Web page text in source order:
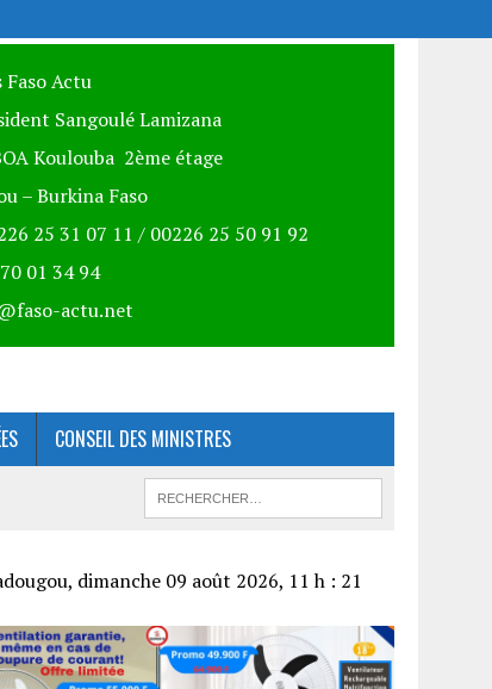
Faso Actu
Sangoulé Lamizana
Koulouba 2ème étage
– Burkina Faso
25 31 07 11 / 00226 25 50 91 92
01 34 94
actu.net
CONSEIL DES MINISTRES
dimanche 09 août 2026, 11 h : 21